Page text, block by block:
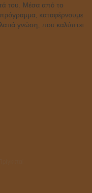
του. Μέσα από το
πρόγραμμα, καταφέρνουμε
γνώση, που καλύπτει